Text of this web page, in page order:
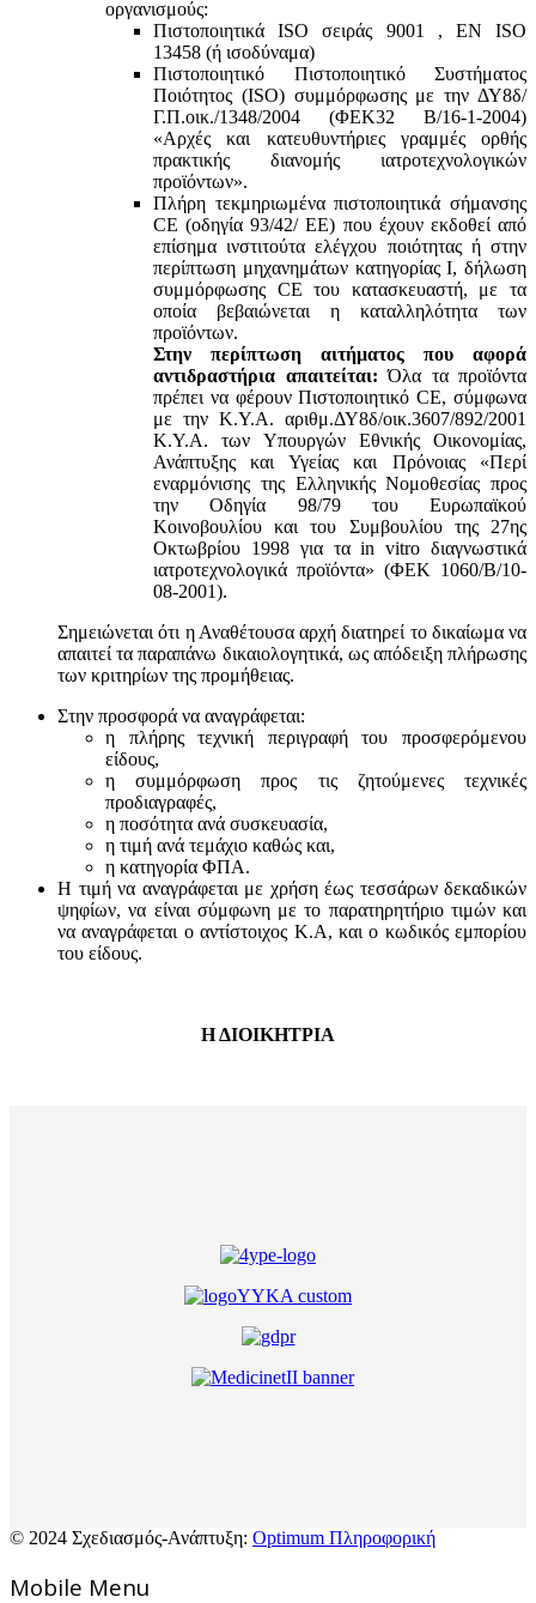
οργανισμούς:
Πιστοποιητικά ISO σειράς 9001 , ΕΝ ISO
13458 (ή ισοδύναμα)
Πιστοποιητικό Πιστοποιητικό Συστήματος
Ποιότητος (ISO) συμμόρφωσης με την ΔΥ8δ/
Γ.Π.οικ./1348/2004 (ΦΕΚ32 Β/16-1-2004)
«Αρχές και κατευθυντήριες γραμμές ορθής
πρακτικής διανομής ιατροτεχνολογικών
προϊόντων».
Πλήρη τεκμηριωμένα πιστοποιητικά σήμανσης
CE (οδηγία 93/42/ ΕΕ) που έχουν εκδοθεί από
επίσημα ινστιτούτα ελέγχου ποιότητας ή στην
περίπτωση μηχανημάτων κατηγορίας Ι, δήλωση
συμμόρφωσης CE του κατασκευαστή, με τα
οποία βεβαιώνεται η καταλληλότητα των
προϊόντων.
Στην περίπτωση αιτήματος που αφορά
αντιδραστήρια απαιτείται: Όλα τα προϊόντα
πρέπει να φέρουν Πιστοποιητικό CE, σύμφωνα
με την Κ.Υ.Α. αριθμ.ΔΥ8δ/οικ.3607/892/2001
Κ.Υ.Α. των Υπουργών Εθνικής Οικονομίας,
Ανάπτυξης και Υγείας και Πρόνοιας «Περί
εναρμόνισης της Ελληνικής Νομοθεσίας προς
την Οδηγία 98/79 του Ευρωπαϊκού
Κοινοβουλίου και του Συμβουλίου της 27ης
Οκτωβρίου 1998 για τα in vitro διαγνωστικά
ιατροτεχνολογικά προϊόντα» (ΦΕΚ 1060/Β/10-
08-2001).
Σημειώνεται ότι η Αναθέτουσα αρχή διατηρεί το δικαίωμα να
απαιτεί τα παραπάνω δικαιολογητικά, ως απόδειξη πλήρωσης
των κριτηρίων της προμήθειας.
Στην προσφορά να αναγράφεται:
η πλήρης τεχνική περιγραφή του προσφερόμενου
είδους,
η συμμόρφωση προς τις ζητούμενες τεχνικές
προδιαγραφές,
η ποσότητα ανά συσκευασία,
η τιμή ανά τεμάχιο καθώς και,
η κατηγορία ΦΠΑ.
Η τιμή να αναγράφεται με χρήση έως τεσσάρων δεκαδικών
ψηφίων, να είναι σύμφωνη με το παρατηρητήριο τιμών και
να αναγράφεται ο αντίστοιχος Κ.Α, και ο κωδικός εμπορίου
του είδους.
Η ΔΙΟΙΚΗΤΡΙΑ
© 2024 Σχεδιασμός-Ανάπτυξη: Optimum Πληροφορική
Mοbile Menu